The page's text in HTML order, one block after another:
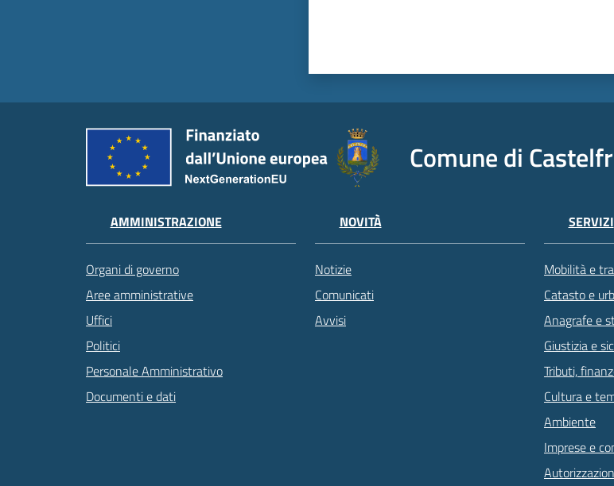
Comune di
AMMINISTRAZIONE
Organi di governo
Aree amministrative
Uffici
Politici
Personale Amministrativo
Documenti e dati
NOVITÀ
Notizie
Comunicati
Avvisi
SERVIZI
Mobilità e
Catasto e
Anagrafe e
Giustizia e
Tributi,
Cultura e
Ambiente
Imprese e